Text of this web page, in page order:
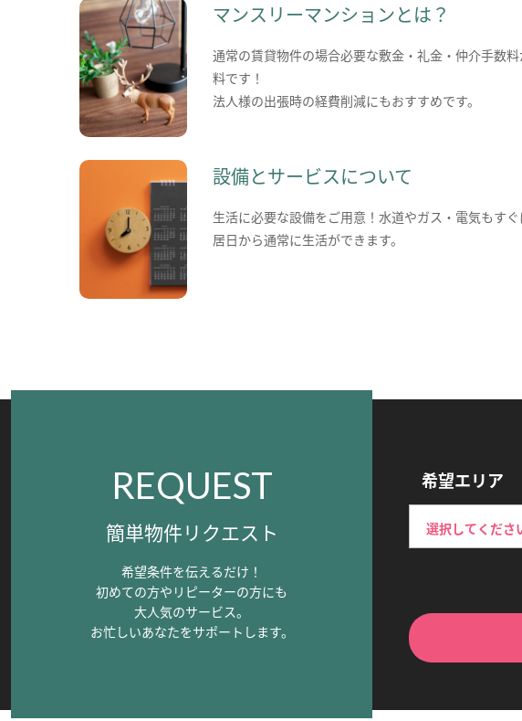
マンスリーマンションとは？
通常の賃貸物件の場合必要な敷金・礼金・仲介手数
料です！
法人様の出張時の経費削減にもおすすめです。
設備とサービスについて
生活に必要な設備をご用意！水道やガス・電気もす
居日から通常に生活ができます。
REQUEST
簡単物件リクエスト
希望条件を伝えるだけ！
初めての方やリピーターの方にも
大人気のサービス。
お忙しいあなたをサポートします。
希望エリア